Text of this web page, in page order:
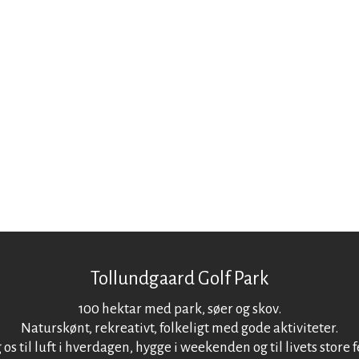
​Tollundgaard Golf Park
100 hektar med park, søer og skov.
Naturskønt, rekreativt, folkeligt med gode aktiviteter.
os til luft i hverdagen, hygge i weekenden og til livets store